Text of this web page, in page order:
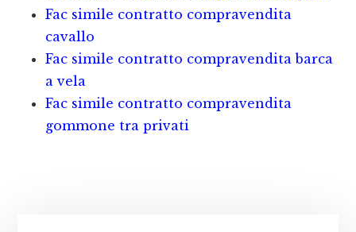
k
i
Fac simile contratto compravendita
cavallo
Fac simile contratto compravendita barca
a vela
Fac simile contratto compravendita
gommone tra privati